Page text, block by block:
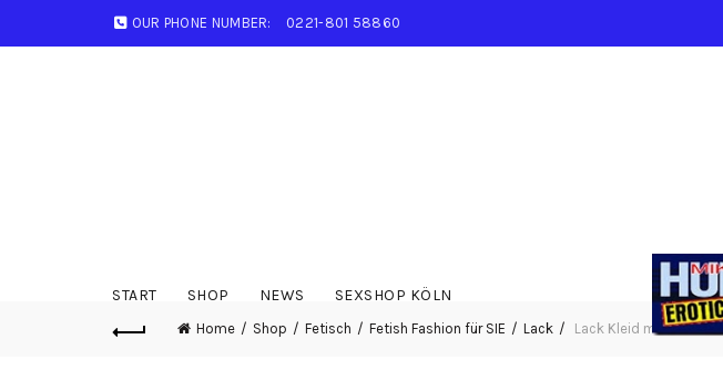
OUR PHONE NUMBER: 0221-801 58860
START SHOP NEWS SEXSHOP KÖLN
Home Shop Fetisch Fetish Fashion für SIE Lack Lack Kleid mit silber XL